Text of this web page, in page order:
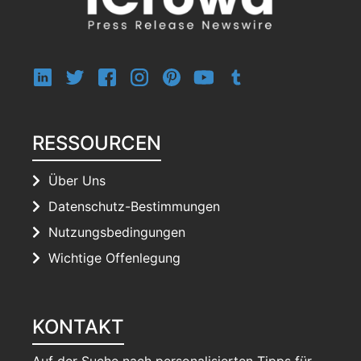
RESSOURCEN
Über Uns
Datenschutz-Bestimmungen
Nutzungsbedingungen
Wichtige Offenlegung
KONTAKT